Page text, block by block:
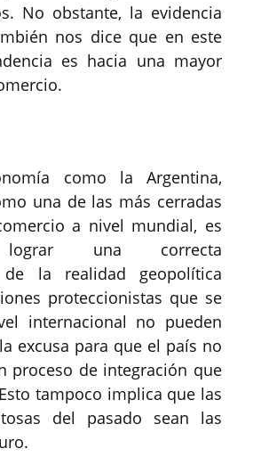
No obstante, la evidencia
nos dice que en este
es hacia una mayor
como la Argentina,
una de las más cerradas
a nivel mundial, es
lograr una correcta
de la realidad geopolítica
proteccionistas que se
internacional no pueden
excusa para que el país no
proceso de integración que
tampoco implica que las
del pasado sean las